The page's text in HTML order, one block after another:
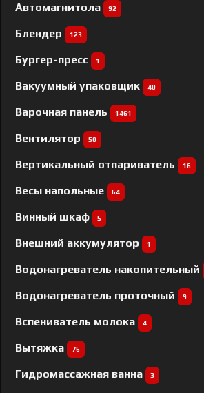
Автомагнитола 92
Блендер 123
Бургер-пресс 1
Вакуумный упаковщик 40
Варочная панель 1461
Вентилятор 50
Вертикальный отпариватель 16
Весы напольные 64
Винный шкаф 5
Внешний аккумулятор 1
Водонагреватель накопительный
Водонагреватель проточный 9
Вспениватель молока 4
Вытяжка 76
Гидромассажная ванна 3